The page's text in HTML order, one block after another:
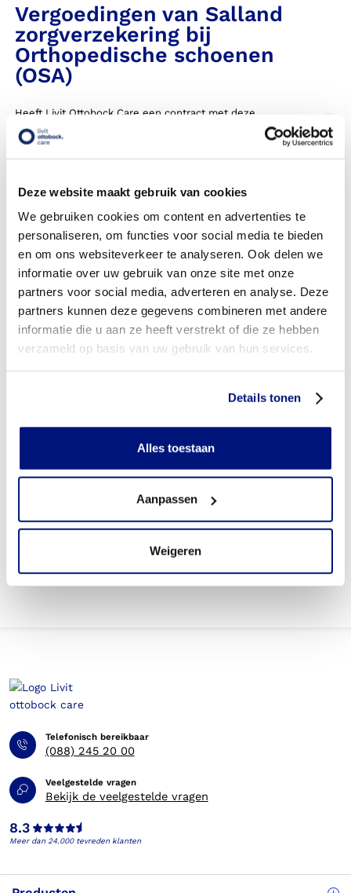
Deze website maakt gebruik van cookies
We gebruiken cookies om content en advertenties te
personaliseren, om functies voor social media te bieden
en om ons websiteverkeer te analyseren. Ook delen we
informatie over uw gebruik van onze site met onze
partners voor social media, adverteren en analyse. Deze
partners kunnen deze gegevens combineren met andere
informatie die u aan ze heeft verstrekt of die ze hebben
verzameld op basis van uw gebruik van hun services.
Details tonen
Alles toestaan
Aanpassen
Weigeren
Vergoedingen van Salland
zorgverzekering bij
Orthopedische schoenen
(OSA)
Heeft Livit Ottobock Care een contract met deze
zorgverzekeraar in 2026?
Krijg ik een vergoeding voor mijn orthopedische schoenen,
Moet ik een eigen bijdrage betalen voor orthopedische
schoenen?
Aan wie betaalt u de eigen bijdrage voor orthopedische
schoenen?
Wordt de eigen bijdrage vergoed?
Heb ik vooraf toestemming nodig van mijn
Kom ik in aanmerking voor een extra paar orthopedische
Wanneer mag ik van mijn zorgverzekeraar een nieuw paar
orthopedische schoenen bestellen (gebruikstermijn)?
Telefonisch bereikbaar
(088) 245 20 00
Veelgestelde vragen
Bekijk de veelgestelde vragen
8.3
Meer dan 24.000 tevreden klanten